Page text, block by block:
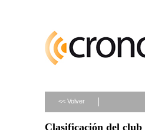
<< Volver
Clasificación del